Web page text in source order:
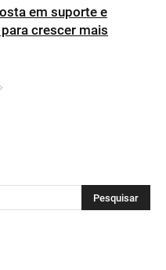
em suporte e
crescer mais